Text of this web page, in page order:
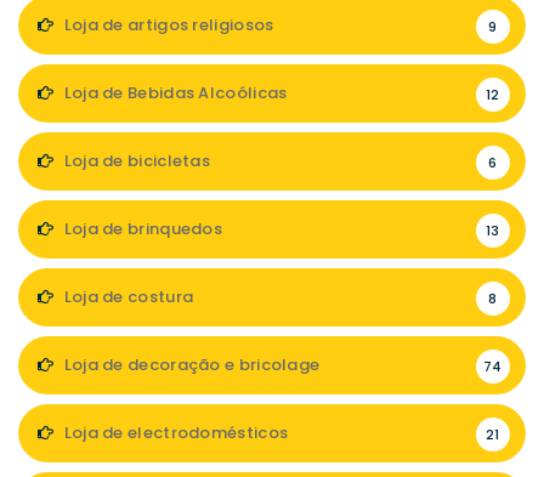
Loja de artigos religiosos 9
Loja de Bebidas Alcoólicas 12
Loja de bicicletas 6
Loja de brinquedos 13
Loja de costura 8
Loja de decoração e bricolage 74
Loja de electrodomésticos 21